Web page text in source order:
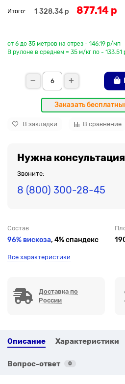
Итого: 1 328.34 р 877.14 р
от 6 до 35 метров на отрез - 146.19 р/мп
В рулоне в среднем = 35 м/кг по - 133.51
Заказать
В закладки В сравнение
Нужна
Звоните:
8 (800) 300-28-45
Состав
96% вискоза, 4% спандекс
Все характеристики
Доставка по
России
Описание Характеристики
Вопрос-ответ 0